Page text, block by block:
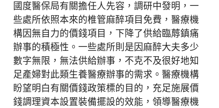
國度醫保局有關擔任人先容，調研中發明，一
些處所依照本來的椎管麻醉項目免費，醫療機
構因無自力的價錢項目，下降了供給臨蓐鎮痛
辦事的積極性。一些處所則是因麻醉大夫多少
數字無限，無法供給辦事，不克不及很好地知
足產婦對此類生養醫療辦事的需求。醫療機構
盼望明白有關價錢政策標的目的，充足施展價
錢調理資本設置裝備擺設的效能，領導醫療機